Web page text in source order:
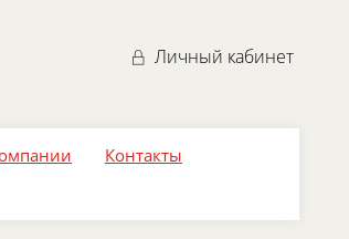
Личный кабинет
Контакты